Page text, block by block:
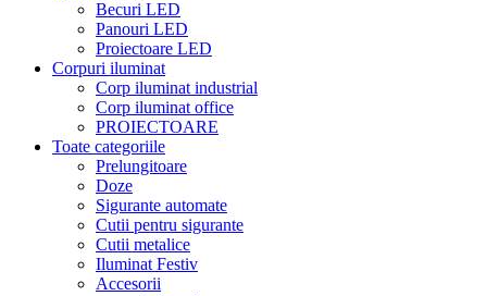
Becuri LED
Panouri LED
Proiectoare LED
Corpuri iluminat
Corp iluminat industrial
Corp iluminat office
PROIECTOARE
Toate categoriile
Prelungitoare
Doze
Sigurante automate
Cutii pentru sigurante
Cutii metalice
Iluminat Festiv
Accesorii